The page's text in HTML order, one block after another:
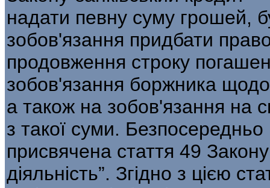
надати певну суму грошей,
зобов'язання придбати
продовження строку
зобов'язання боржника
а також на зобов'язання на
з такої суми.
присвячена стаття 49
діяльність”. Згідно з цією